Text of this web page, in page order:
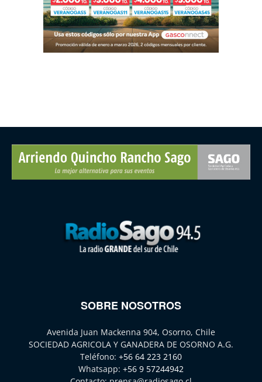
SOBRE NOSOTROS
Avenida Juan Mackenna 904, Osorno, Chile
SOCIEDAD AGRICOLA Y GANADERA DE OSORNO A.G.
Teléfono: +56 64 223 2160
Whatsapp: +56 9 57244942